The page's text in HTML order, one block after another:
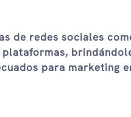
de redes sociales
para marketing